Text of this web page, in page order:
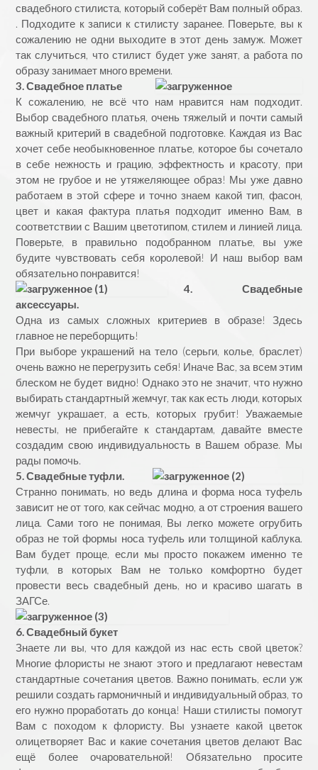
свадебного стилиста, который соберёт Вам полный образ.
. Подходите к записи к стилисту заранее. Поверьте, вы к
сожалению не одни выходите в этот день замуж. Может
так случиться, что стилист будет уже занят, а работа по
образу занимает много времени.
3. Свадебное платье
К сожалению, не всё что нам нравится нам подходит.
Выбор свадебного платья, очень тяжелый и почти самый
важный критерий в свадебной подготовке. Каждая из Вас
хочет себе необыкновенное платье, которое бы сочетало
в себе нежность и грацию, эффектность и красоту, при
этом не грубое и не утяжеляющее образ! Мы уже давно
работаем в этой сфере и точно знаем какой тип, фасон,
цвет и какая фактура платья подходит именно Вам, в
соответствии с Вашим цветотипом, стилем и линией лица.
Поверьте, в правильно подобранном платье, вы уже
будите чувствовать себя королевой! И наш выбор вам
обязательно понравится!
4. Свадебные
аксессуары.
Одна из самых сложных критериев в образе! Здесь
главное не переборщить!
При выборе украшений на тело (серьги, колье, браслет)
очень важно не перегрузить себя! Иначе Вас, за всем этим
блеском не будет видно! Однако это не значит, что нужно
выбирать стандартный жемчуг, так как есть люди, которых
жемчуг украшает, а есть, которых грубит! Уважаемые
невесты, не прибегайте к стандартам, давайте вместе
создадим свою индивидуальность в Вашем образе. Мы
рады помочь.
5. Свадебные туфли.
Странно понимать, но ведь длина и форма носа туфель
зависит не от того, как сейчас модно, а от строения вашего
лица. Сами того не понимая, Вы легко можете огрубить
образ не той формы носа туфель или толщиной каблука.
Вам будет проще, если мы просто покажем именно те
туфли, в которых Вам не только комфортно будет
провести весь свадебный день, но и красиво шагать в
ЗАГСе.
6. Свадебный букет
Знаете ли вы, что для каждой из нас есть свой цветок?
Многие флористы не знают этого и предлагают невестам
стандартные сочетания цветов. Важно понимать, если уж
решили создать гармоничный и индивидуальный образ, то
его нужно проработать до конца! Наши стилисты помогут
Вам с походом к флористу. Вы узнаете какой цветок
олицетворяет Вас и какие сочетания цветов делают Вас
ещё более очаровательной! Обязательно просите